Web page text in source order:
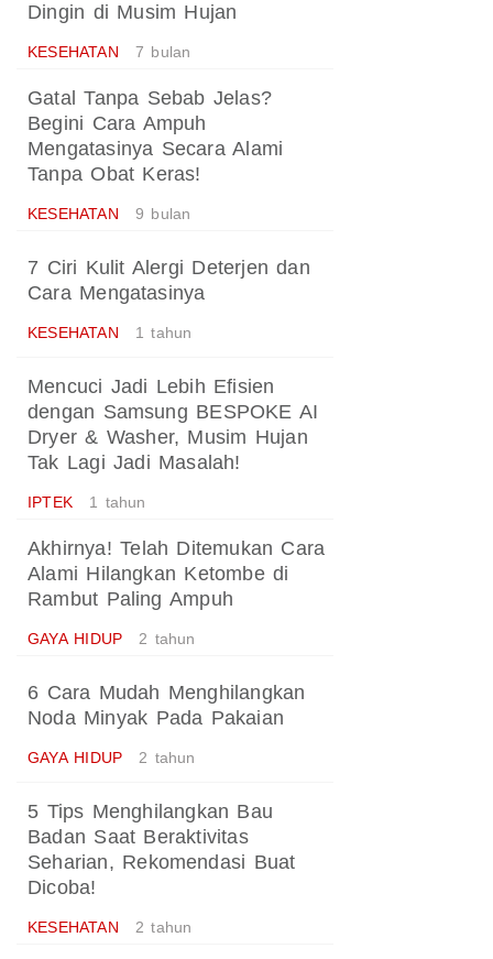
Dingin di Musim Hujan
KESEHATAN 7 bulan
Gatal Tanpa Sebab Jelas?
Begini Cara Ampuh
Mengatasinya Secara Alami
Tanpa Obat Keras!
KESEHATAN 9 bulan
7 Ciri Kulit Alergi Deterjen dan
Cara Mengatasinya
KESEHATAN 1 tahun
Mencuci Jadi Lebih Efisien
dengan Samsung BESPOKE AI
Dryer & Washer, Musim Hujan
Tak Lagi Jadi Masalah!
IPTEK 1 tahun
Akhirnya! Telah Ditemukan Cara
Alami Hilangkan Ketombe di
Rambut Paling Ampuh
GAYA HIDUP 2 tahun
6 Cara Mudah Menghilangkan
Noda Minyak Pada Pakaian
GAYA HIDUP 2 tahun
5 Tips Menghilangkan Bau
Badan Saat Beraktivitas
Seharian, Rekomendasi Buat
Dicoba!
KESEHATAN 2 tahun